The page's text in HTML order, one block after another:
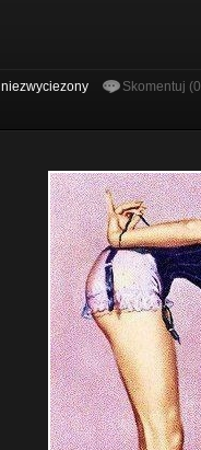
niezwyciezony Skomentuj